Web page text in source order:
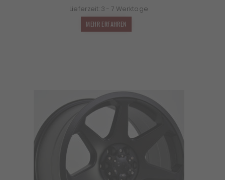
Lieferzeit: 3 - 7 Werktage
MEHR ERFAHREN